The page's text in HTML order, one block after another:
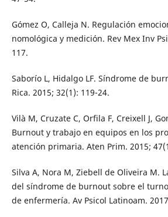
Gómez O, Calleja N. Regulación
nomológica y medición. Rev Mex Inv
117.
Saborío L, Hidalgo LF. Síndrome de
Rica. 2015; 32(1): 119-24.
Vilà M, Cruzate C, Orfila F, Creixell J,
Burnout y trabajo en equipos en los
atención primaria. Aten Prim. 2015;
Silva A, Nora M, Ziebell de Oliveira M.
del síndrome de burnout sobre el
de enfermería. Av Psicol Latinoam.